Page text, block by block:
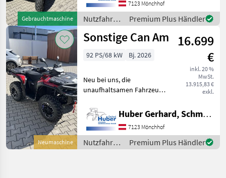
Gebrauchtmaschine
Blinker und
Begrenzungsleuchten -
Seitenspiegel mit EG Zulass
7123 Mönchhof
Nutzfahrzeuge
/ Sonstige
Premium Plus Händler
Neumaschine
Sonstige Can Am
16.699
€
inkl. 20 %
MwSt.
13.915,83 €
exkl.
92 PS/68 kW Bj. 2026
Neu bei uns, die
unaufhaltsamen Fahrzeuge
***Neumaschine*** - Motor
ROTAX V2,
flüssigkeitsgekühlt, 92 PS -
Zuschaltbarer AWD mit Diff-
Lock - 3
Huber Gerhard, Schmiede und Landmaschinen GmbH.
7123 Mönchhof
Nutzfahrzeuge
/ Sonstige
Premium Plus Händler